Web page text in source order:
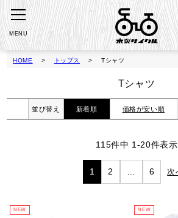
MENU
HOME トップス Tシャツ
Tシャツ
並び替え 新着順 価格が安い順
115件中 1-20件表示
1 2 … 6
NEW NEW